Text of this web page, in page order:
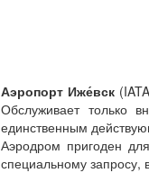
Аэропорт Иже́вск
Обслуживает только
единственным
Аэродром пригоден
специальному